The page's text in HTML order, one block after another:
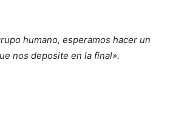
humano, esperamos hacer un
nos deposite en la final».